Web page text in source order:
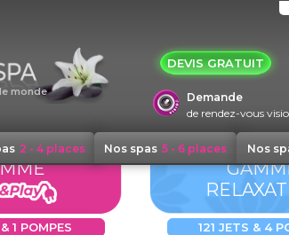
monde
DEVIS GRATUIT
Demande
de rendez-vous visio
2 - 4 places Nos spas 5 - 6 places Nos
1 POMPES 121 JETS & 4